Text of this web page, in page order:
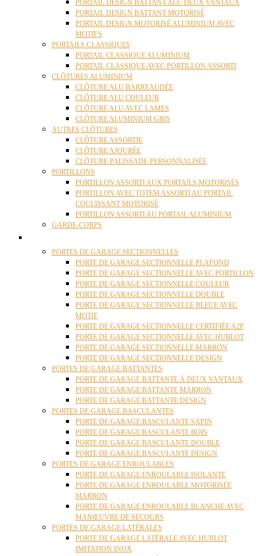
PORTAIL DESIGN BATTANT ALU DEUX VANTAUX
PORTAIL DESIGN BATTANT MOTORISÉ
PORTAIL DESIGN MOTORISÉ ALUMINIUM AVEC
MOTIFS
PORTAILS CLASSIQUES
PORTAIL CLASSIQUE ALUMINIUM
PORTAIL CLASSIQUE AVEC PORTILLON ASSORTI
CLÔTURES ALUMINIUM
CLÔTURE ALU BARREAUDÉE
CLÔTURE ALU COULEUR
CLÔTURE ALU AVEC LAMES
CLÔTURE ALUMINIUM GRIS
AUTRES CLÔTURES
CLÔTURE ASSORTIE
CLÔTURE AJOURÉE
CLÔTURE PALISSADE PERSONNALISÉE
PORTILLONS
PORTILLON ASSORTI AUX PORTAILS MOTORISÉS
PORTILLON AVEC TOTEM ASSORTI AU PORTAIL
COULISSANT MOTORISÉ
PORTILLON ASSORTI AU PORTAIL ALUMINIUM
GARDE-CORPS
PORTES DE GARAGE SECTIONNELLES
PORTE DE GARAGE SECTIONNELLE PLAFOND
PORTE DE GARAGE SECTIONNELLE AVEC PORTILLON
PORTE DE GARAGE SECTIONNELLE COULEUR
PORTE DE GARAGE SECTIONNELLE DOUBLE
PORTE DE GARAGE SECTIONNELLE BLEUE AVEC
MOTIF
PORTE DE GARAGE SECTIONNELLE CERTIFIÉE A2P
PORTE DE GARAGE SECTIONNELLE AVEC HUBLOT
PORTE DE GARAGE SECTIONNELLE MARRON
PORTE DE GARAGE SECTIONNELLE DESIGN
PORTES DE GARAGE BATTANTES
PORTE DE GARAGE BATTANTE À DEUX VANTAUX
PORTE DE GARAGE BATTANTE MARRON
PORTE DE GARAGE BATTANTE DESIGN
PORTES DE GARAGE BASCULANTES
PORTE DE GARAGE BASCULANTE SAPIN
PORTE DE GARAGE BASCULANTE BOIS
PORTE DE GARAGE BASCULANTE DOUBLE
PORTE DE GARAGE BASCULANTE DESIGN
PORTES DE GARAGE ENROULABLES
PORTE DE GARAGE ENROULABLE ISOLANTE
PORTE DE GARAGE ENROULABLE MOTORISÉE
MARRON
PORTE DE GARAGE ENROULABLE BLANCHE AVEC
MANŒUVRE DE SECOURS
PORTES DE GARAGE LATÉRALES
PORTE DE GARAGE LATÉRALE AVEC HUBLOT
IMITATION INOX